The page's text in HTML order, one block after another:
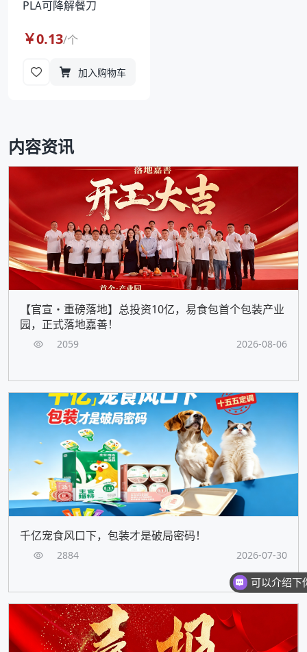
PLA可降解餐刀
￥0.13/个
加入购物车
内容资讯
【官宣・重磅落地】总投资10亿，易食包首个包装产业
园，正式落地嘉善！
2059 2026-08-06
千亿宠食风口下，包装才是破局密码！
2884 2026-07-30